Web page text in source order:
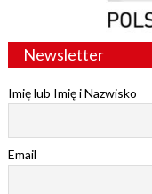
Newsletter
Imię lub Imię i Nazwisko
Email